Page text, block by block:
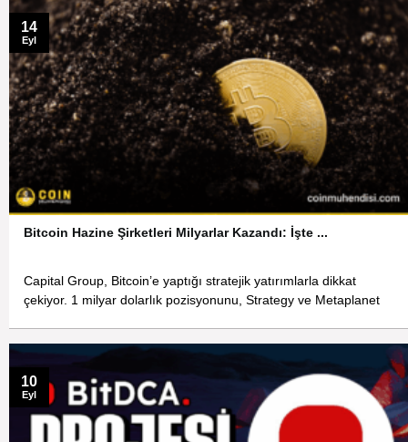
Bitcoin Hazine Şirketleri Milyarlar Kazandı: İşte ...
Capital Group, Bitcoin’e yaptığı stratejik yatırımlarla dikkat
çekiyor. 1 milyar dolarlık pozisyonunu, Strategy ve Metaplanet
14
Eyl
10
Eyl